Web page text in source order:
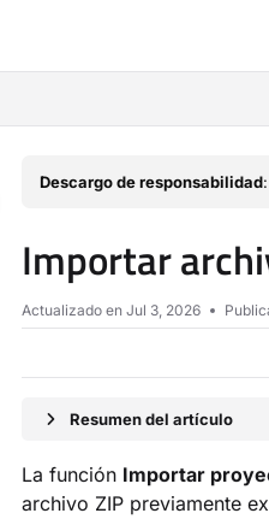
further.
Descargo de responsabilidad
Importar
Actualizado en Jul 3, 2026
Resumen del artículo
La función Importar
archivo ZIP previamente